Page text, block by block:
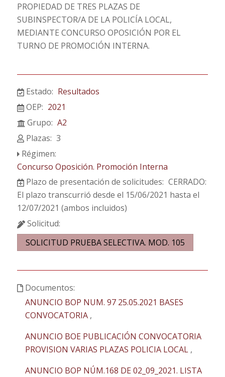
PROPIEDAD DE TRES PLAZAS DE
SUBINSPECTOR/A DE LA POLICÍA LOCAL,
MEDIANTE CONCURSO OPOSICIÓN POR EL
TURNO DE PROMOCIÓN INTERNA.
Estado: Resultados
OEP: 2021
Grupo: A2
Plazas: 3
Régimen:
Concurso Oposición. Promoción Interna
Plazo de presentación de solicitudes: CERRADO:
El plazo transcurrió desde el 15/06/2021 hasta el
12/07/2021 (ambos incluidos)
Solicitud:
SOLICITUD PRUEBA SELECTIVA. MOD. 105
Documentos:
ANUNCIO BOP NUM. 97 25.05.2021 BASES
CONVOCATORIA ,
ANUNCIO BOE PUBLICACIÓN CONVOCATORIA
PROVISION VARIAS PLAZAS POLICIA LOCAL ,
ANUNCIO BOP NÚM.168 DE 02_09_2021. LISTA